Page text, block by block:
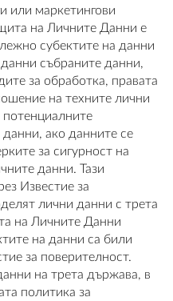
или маркетингови
на Личните Данни е
субектите на данни
събраните данни,
за обработка, правата
на техните лични
потенциалните
ако данните се
за сигурност на
данни. Тази
Известие за
лични данни с трета
на Личните Данни
на данни са били
за поверителност.
на трета държава, в
политика за